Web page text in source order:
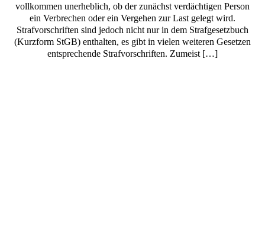
vollkommen unerheblich, ob der zunächst verdächtigen Person
ein Verbrechen oder ein Vergehen zur Last gelegt wird.
Strafvorschriften sind jedoch nicht nur in dem Strafgesetzbuch
(Kurzform StGB) enthalten, es gibt in vielen weiteren Gesetzen
entsprechende Strafvorschriften. Zumeist […]